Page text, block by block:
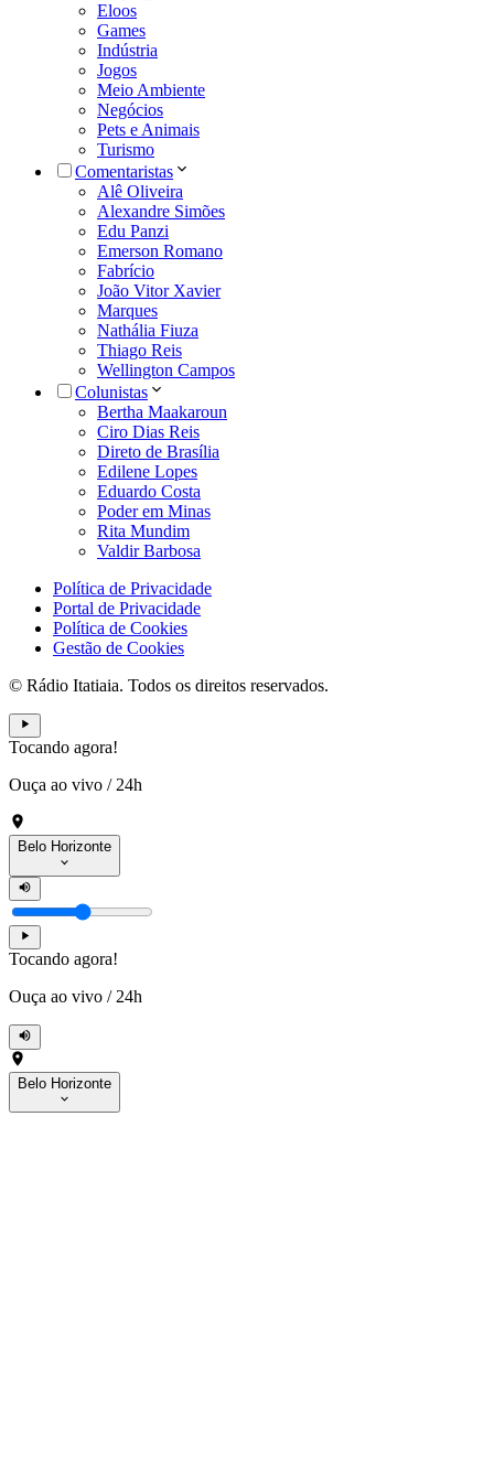
Eloos
Games
Indústria
Jogos
Meio Ambiente
Negócios
Pets e Animais
Turismo
Comentaristas
Alê Oliveira
Alexandre Simões
Edu Panzi
Emerson Romano
Fabrício
João Vitor Xavier
Marques
Nathália Fiuza
Thiago Reis
Wellington Campos
Colunistas
Bertha Maakaroun
Ciro Dias Reis
Direto de Brasília
Edilene Lopes
Eduardo Costa
Poder em Minas
Rita Mundim
Valdir Barbosa
Política de Privacidade
Portal de Privacidade
Política de Cookies
Gestão de Cookies
© Rádio Itatiaia. Todos os direitos reservados.
Tocando agora!
Ouça ao vivo / 24h
Belo Horizonte
Tocando agora!
Ouça ao vivo / 24h
Belo Horizonte